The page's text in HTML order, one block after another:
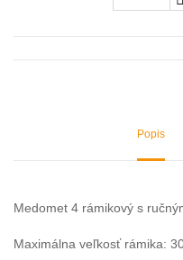
Popis
Medomet 4 rámikový s
Maximálna veľkosť rámika: